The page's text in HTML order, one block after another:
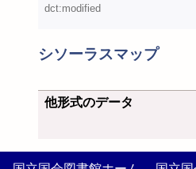
dct:modified
シソーラスマップ
他形式のデータ